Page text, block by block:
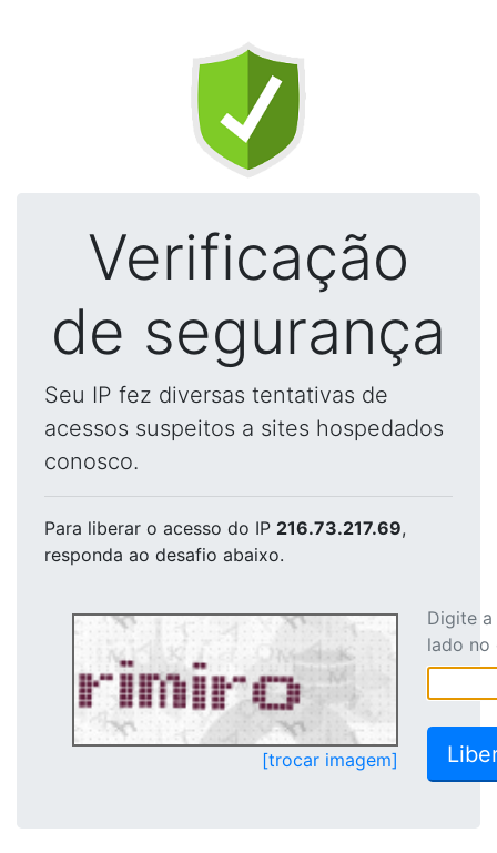
Verificação
de segurança
Seu IP fez diversas tentativas de
acessos suspeitos a sites hospedados
conosco.
Para liberar o acesso do IP 216.73.217.69,
responda ao desafio abaixo.
[trocar imagem]
Digite
lado no